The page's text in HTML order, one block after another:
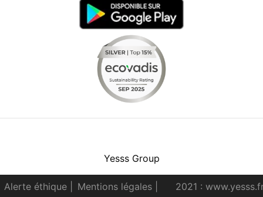
Yesss Group
Alerte éthique Mentions légales 2021 :